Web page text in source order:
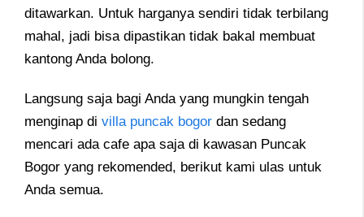
ditawarkan. Untuk harganya sendiri tidak terbilang
mahal, jadi bisa dipastikan tidak bakal membuat
kantong Anda bolong.
Langsung saja bagi Anda yang mungkin tengah
menginap di villa puncak bogor dan sedang
mencari ada cafe apa saja di kawasan Puncak
Bogor yang rekomended, berikut kami ulas untuk
Anda semua.